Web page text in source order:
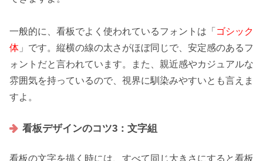
一般的に、看板でよく使われているフォントは「 ゴシック
体 」です。縦横の線の太さがほぼ同じで、安定感のあるフ
ォントだと言われています。また、親近感やカジュアルな
雰囲気を持っているので、視界に馴染みやすいとも言えま
すよ。
看板デザインのコツ3：文字組
看板の文字を描く時には、すべて同じ大きさにすると看板